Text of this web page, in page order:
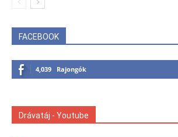
FACEBOOK
4,039 Rajongók
Drávatáj - Youtube